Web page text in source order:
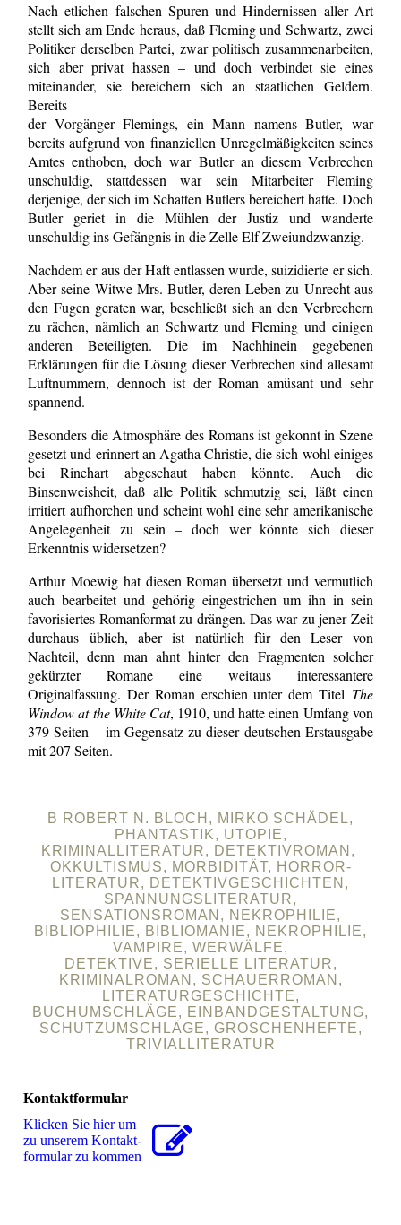
Nach etlichen falschen Spuren und Hindernissen aller Art
stellt sich am Ende heraus, daß Fleming und Schwartz, zwei
Politiker derselben Partei, zwar politisch zusammenarbeiten,
sich aber privat hassen – und doch verbindet sie eines
miteinander, sie bereichern sich an staatlichen Geldern.
Bereits
der Vorgänger Flemings, ein Mann namens Butler, war
bereits aufgrund von finanziellen Unregelmäßigkeiten seines
Amtes enthoben, doch war Butler an diesem Verbrechen
unschuldig, stattdessen war sein Mitarbeiter Fleming
derjenige, der sich im Schatten Butlers bereichert hatte. Doch
Butler geriet in die Mühlen der Justiz und wanderte
unschuldig ins Gefängnis in die Zelle Elf Zweiundzwanzig.
Nachdem er aus der Haft entlassen wurde, suizidierte er sich.
Aber seine Witwe Mrs. Butler, deren Leben zu Unrecht aus
den Fugen geraten war, beschließt sich an den Verbrechern
zu rächen, nämlich an Schwartz und Fleming und einigen
anderen Beteiligten. Die im Nachhinein gegebenen
Erklärungen für die Lösung dieser Verbrechen sind allesamt
Luftnummern, dennoch ist der Roman amüsant und sehr
spannend.
Besonders die Atmosphäre des Romans ist gekonnt in Szene
gesetzt und erinnert an Agatha Christie, die sich wohl einiges
bei Rinehart abgeschaut haben könnte. Auch die
Binsenweisheit, daß alle Politik schmutzig sei, läßt einen
irritiert aufhorchen und scheint wohl eine sehr amerikanische
Angelegenheit zu sein – doch wer könnte sich dieser
Erkenntnis widersetzen?
Arthur Moewig hat diesen Roman übersetzt und vermutlich
auch bearbeitet und gehörig eingestrichen um ihn in sein
favorisiertes Romanformat zu drängen. Das war zu jener Zeit
durchaus üblich, aber ist natürlich für den Leser von
Nachteil, denn man ahnt hinter den Fragmenten solcher
gekürzter Romane eine weitaus interessantere
Originalfassung. Der Roman erschien unter dem Titel The
Window at the White Cat, 1910, und hatte einen Umfang von
379 Seiten – im Gegensatz zu dieser deutschen Erstausgabe
mit 207 Seiten.
B ROBERT N. BLOCH, MIRKO SCHÄDEL,
PHANTASTIK, UTOPIE,
KRIMINALLITERATUR, DETEKTIVROMAN,
OKKULTISMUS, MORBIDITÄT, HORROR-
LITERATUR, DETEKTIVGESCHICHTEN,
SPANNUNGSLITERATUR,
SENSATIONSROMAN, NEKROPHILIE,
BIBLIOPHILIE, BIBLIOMANIE, NEKROPHILIE,
VAMPIRE, WERWÄLFE,
DETEKTIVE, SERIELLE LITERATUR,
KRIMINALROMAN, SCHAUERROMAN,
LITERATURGESCHICHTE,
BUCHUMSCHLÄGE, EINBANDGESTALTUNG,
SCHUTZUMSCHLÄGE, GROSCHENHEFTE,
TRIVIALLITERATUR
Kontaktformular
Klicken Sie hier um
zu unserem Kon­takt­
for­mu­lar zu kommen